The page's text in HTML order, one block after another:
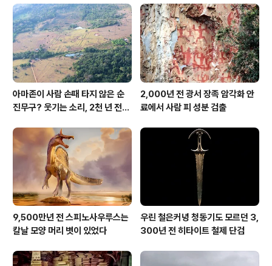
아마존이 사람 손때 타지 않은 순
진무구? 웃기는 소리, 2천 년 전에
2,000년 전 광서 장족 암각화 안
료에서 사람 피 성분 검출
9,500만년 전 스피노사우루스는
칼날 모양 머리 볏이 있었다
우린 철은커녕 청동기도 모르던 3,
300년 전 히타이트 철제 단검